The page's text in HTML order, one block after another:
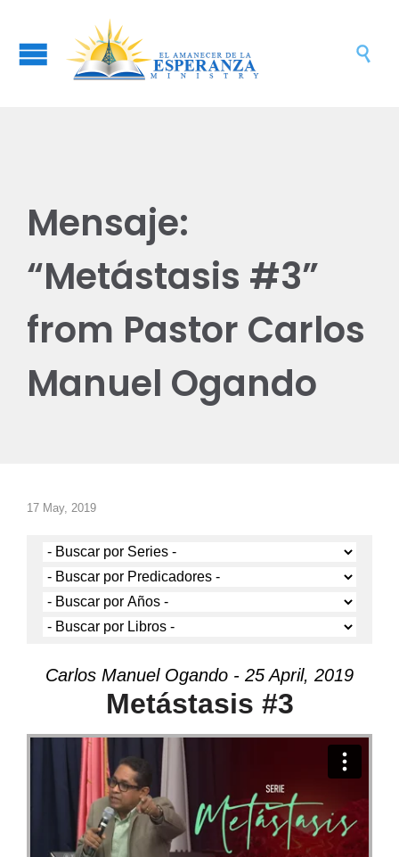

Mensaje:
“Metástasis #3”
from Pastor Carlos
Manuel Ogando
17 May, 2019
Carlos Manuel Ogando - 25 April, 2019
Metástasis #3